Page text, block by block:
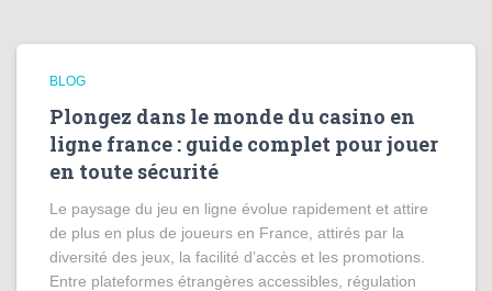
BLOG
Plongez dans le monde du casino en
ligne france : guide complet pour jouer
en toute sécurité
Le paysage du jeu en ligne évolue rapidement et attire
de plus en plus de joueurs en France, attirés par la
diversité des jeux, la facilité d’accès et les promotions.
Entre plateformes étrangères accessibles, régulation